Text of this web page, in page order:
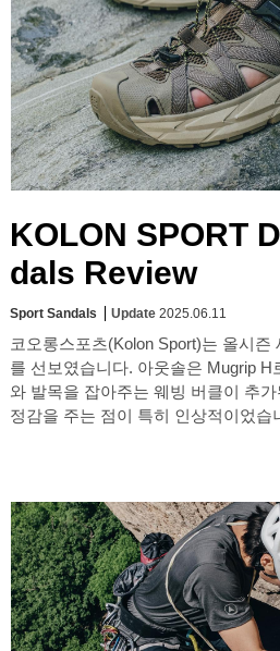
KOLON SPORT
dals Review
Sport Sandals Update 2025.06.11
코오롱스포츠(Kolon Sport)는 올시
를 선보였습니다. 아웃솔은 Mugrip H
와 발목을 잡아주는 웨빙 버클이 추